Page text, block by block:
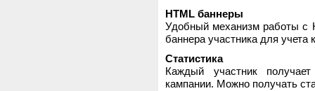
HTML баннеры
Удобный механизм работы с
баннера участника для
Статистика
Каждый участник
кампании. Можно получать